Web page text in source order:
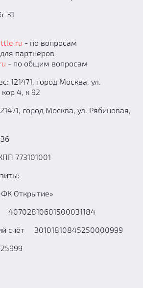
31
- по вопросам
партнеров
- по общим вопросам
121471, город Москва, ул.
4, к 92
город Москва, ул. Рябиновая,
773101001
Открытие»
счёт 30101810845250000999